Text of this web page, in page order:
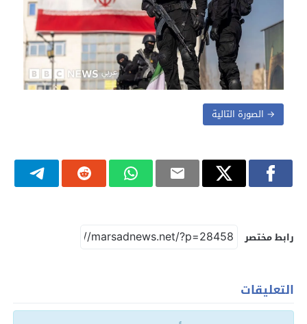
→ الصورة التالية
رابط مختصر
التعليقات